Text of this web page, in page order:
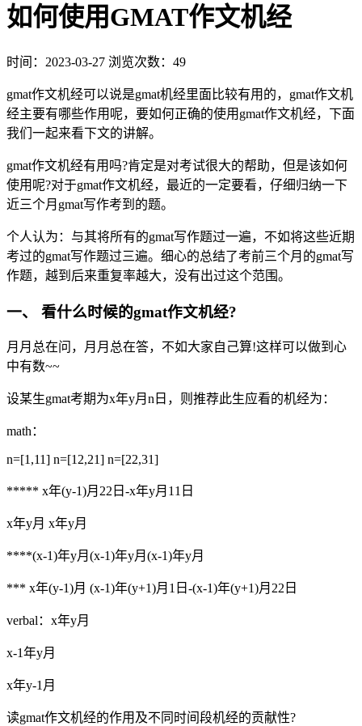
如何使用GMAT作文机经
时间：2023-03-27 浏览次数：49
gmat作文机经可以说是gmat机经里面比较有用的，gmat作文机
经主要有哪些作用呢，要如何正确的使用gmat作文机经，下面
我们一起来看下文的讲解。
gmat作文机经有用吗?肯定是对考试很大的帮助，但是该如何
使用呢?对于gmat作文机经，最近的一定要看，仔细归纳一下
近三个月gmat写作考到的题。
个人认为：与其将所有的gmat写作题过一遍，不如将这些近期
考过的gmat写作题过三遍。细心的总结了考前三个月的gmat写
作题，越到后来重复率越大，没有出过这个范围。
一、 看什么时候的gmat作文机经?
月月总在问，月月总在答，不如大家自己算!这样可以做到心
中有数~~
设某生gmat考期为x年y月n日，则推荐此生应看的机经为：
math：
n=[1,11] n=[12,21] n=[22,31]
***** x年(y-1)月22日-x年y月11日
x年y月 x年y月
****(x-1)年y月(x-1)年y月(x-1)年y月
*** x年(y-1)月 (x-1)年(y+1)月1日-(x-1)年(y+1)月22日
verbal：x年y月
x-1年y月
x年y-1月
读gmat作文机经的作用及不同时间段机经的贡献性?